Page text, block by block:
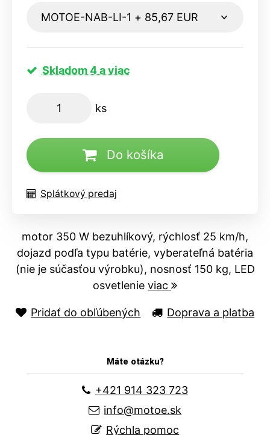
Skladom 4 a viac
ks
Do košíka
Splátkový predaj
motor 350 W bezuhlíkový, rýchlosť 25 km/h,
dojazd podľa typu batérie, vyberateľná batéria
(nie je súčasťou výrobku), nosnosť 150 kg, LED
osvetlenie viac
Pridať do obľúbených Doprava a platba
Máte otázku?
+421 914 323 723
info@motoe.sk
Rýchla pomoc